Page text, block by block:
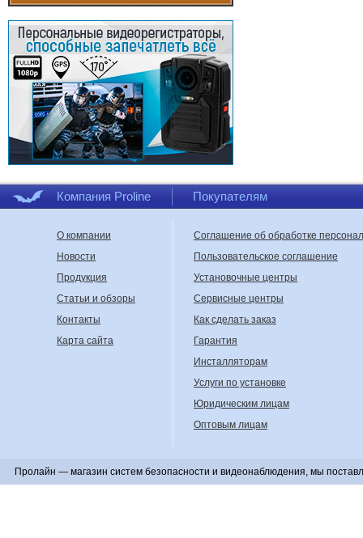
Компания Proline Покупателям
О компании
Новости
Продукция
Статьи и обзоры
Контакты
Карта сайта
Соглашение об обработке
Пользовательское соглашение
Установочные центры
Сервисные центры
Как сделать заказ
Гарантия
Инсталляторам
Услуги по установке
Юридическим лицам
Оптовым лицам
Пролайн — магазин систем безопасности и видеонаблюдения, мы